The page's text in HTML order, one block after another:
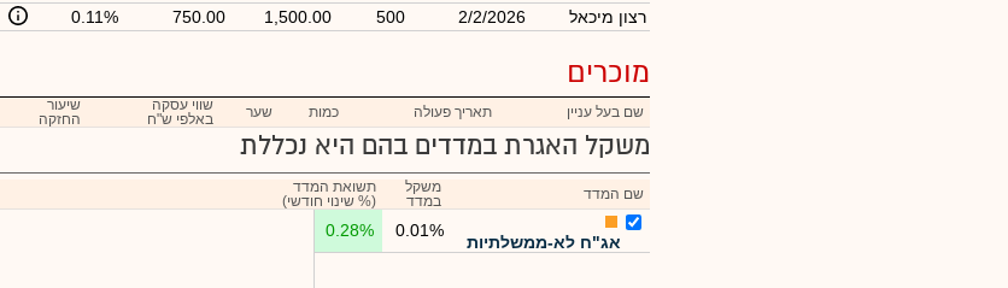
רצון מיכאל
2/2/2026
500
1,500.00
750.00
0.11%
מוכרים
שם בעל עניין תאריך פעולה כמות שער
שווי עסקה
באלפי ש"ח
שיעור
החזקה
משקל האגרת במדדים בהם היא נכללת
שם המדד
משקל
במדד
תשואת המדד
(% שינוי חודשי)
אג"ח לא-ממשלתיות
0.01%
0.28%